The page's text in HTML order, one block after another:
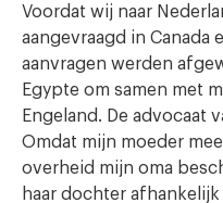
Voordat wij naar
aangevraagd in Canada
aanvragen werden
Egypte om samen met
Engeland. De advocaat
Omdat mijn moeder
overheid mijn oma
haar dochter